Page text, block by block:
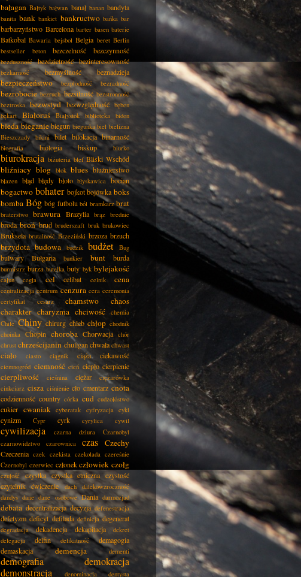
bałagan Bałtyk bałwan banał banan bandyta
banita bank bankiet bankructwo bańka bar
barbarzyństwo Barcelona barter basen baterie
Batkobal Bawaria bejsbol Belgia beret Berlin
bestseller
beton bezczelność bezczynność
bezduszność bezdzietność bezinteresowność
bezkarność bezmyślność beznadzieja
bezpieczeństwo bezpłodność bezradność
bezrobocie bezruch bezsilność bezstronność
beztroska bezwstyd bezwzględność bęben
bękart
Białoruś Białystok biblioteka bidon
bieda bieganie biegun biegunka biel bielizna
Bieszczady
bikini bilet bilokacja binarność
biografia biologia biskup biurko
biurokracja biżuteria blef Bliski Wschód
bliźniacy blog blok blues bluźnierstwo
błazen błąd błędy błoto błyskawica bocian
bogactwo bohater bojkot bojówka boks
bomba Bóg bóg futbolu ból bramkarz brat
braterstwo brawura Brazylia brąz brednie
broda broń brud bruderszaft bruk brukowiec
Bruksela brutalność Brzeziński brzoza brzuch
brzydota budowa budzik budżet Bug
bulwary Bułgaria bunkier bunt burda
burmistrz burza butelka buty byk bylejakość
całun cegła cel celibat celnik cena
centralizacja centrum cenzura cera ceremonia
certyfikat
cesarz chamstwo
chaos
charakter charyzma chciwość
chemia
Chile Chiny chirurg chleb chłop chodnik
choinka Chopin choroba Chorwacja chór
chrust chrześcijanin chuligan chwała chwast
ciało ciasto ciągnik ciąża ciekawość
ciemnogród ciemność cień ciepło cierpienie
cierpliwość cieśnina ciężar
ciężarówka
cinkciarz cisza ciśnienie cło cmentarz cnota
codzienność country córka cud cudzołóstwo
cukier cwaniak cyberatak cyfryzacja cykl
cynizm Cypr cyrk cyrylica cywil
cywilizacja czarna dziura
Czarnobyl
czarnowidztwo
czarownica czas Czechy
Czeczenia czek czekista czekolada czereśnie
Czernobyl czerwiec członek człowiek czołg
czułość czystka czystka etniczna czystość
czytelnik ćwiczenie dach
dalekowzroczność
dandys dane dane osobowe Dania darmozjad
debata decentralizacja decyzja defenestracja
defetyzm deficyt defilada definicja degenerat
degradacja dekadencja dekapitacja
dekret
delegacja
delfin delikatność
demagogia
demaskacja
demencja dementi
demografia
demokracja
demonstracja
denominacja dentysta